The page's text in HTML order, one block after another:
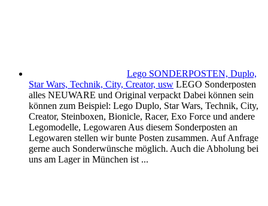
Lego SONDERPOSTEN, Duplo,
Star Wars, Technik, City, Creator, usw LEGO Sonderposten
alles NEUWARE und Original verpackt Dabei können sein
können zum Beispiel: Lego Duplo, Star Wars, Technik, City,
Creator, Steinboxen, Bionicle, Racer, Exo Force und andere
Legomodelle, Legowaren Aus diesem Sonderposten an
Legowaren stellen wir bunte Posten zusammen. Auf Anfrage
gerne auch Sonderwünsche möglich. Auch die Abholung bei
uns am Lager in München ist ...